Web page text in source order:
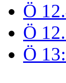
Ö
Ö
Ö